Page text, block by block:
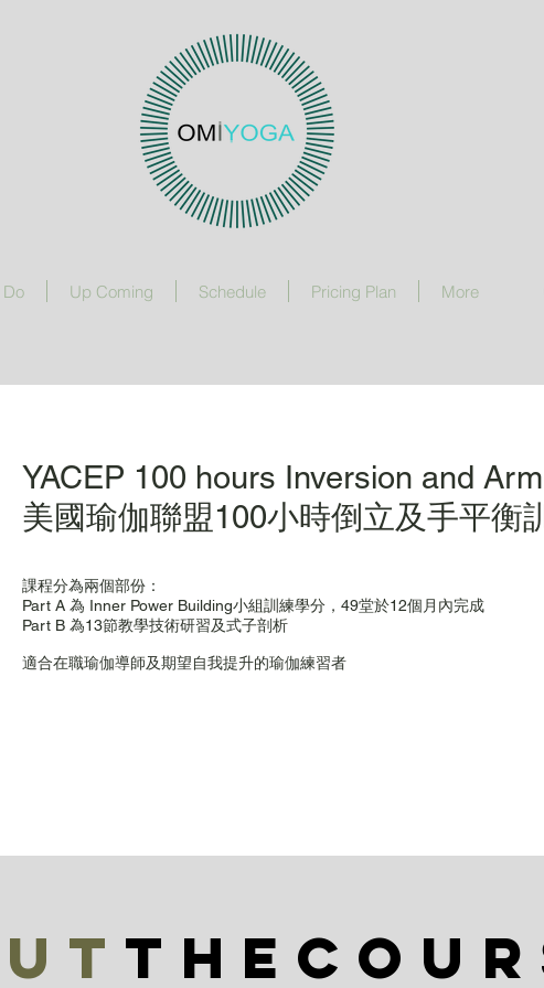
Up Coming Schedule Pricing Plan More
YACEP 100 hours Inversion and
美國瑜伽聯盟100小時倒立及手平衡
課程分為兩個部份：
Part A 為 Inner Power Building小組訓練學分，49堂於12個月內完成
Part B 為13節教學技術研習及式子剖析
適合在職瑜伽導師及期望自我提升的瑜伽練習者